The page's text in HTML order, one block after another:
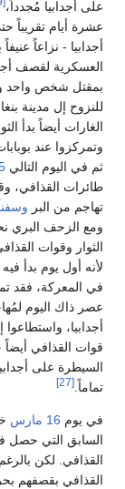
على أجدابيا مُجدداً،
عشرة أيام تقريباً
أجدابيا - نزاعاً
العسكرية لقصف
للنزوح إل مدينة
الغارات أيضاً بدأ
وتمركزوا عند
ثم في اليوم التالي
طائرات القذافي،
تهاجم من البر
ومع الزحف البري
الثوار وقوات
لأنه أول يوم بدأ
في المعركة، فقد
عصر ذاك اليوم
أجدابيا، واستطاعوا
قوات القذافي أيضاً
السيطرة على
تماماً. [27]
في يوم 16 مارس
السابق التي حصل
القذافي. لكن
القذافي بقصفهم